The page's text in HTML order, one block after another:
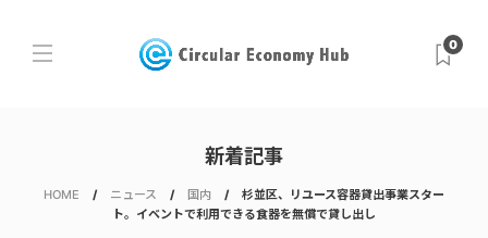
0
新着記事
HOME ニュース 国内
杉並区、リユース容器貸出事業スター
ト。イベントで利用できる食器を無償で貸し出し